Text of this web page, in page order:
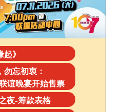
起》
忘初衷：
谊晚宴开始售票
夜-筹款表格